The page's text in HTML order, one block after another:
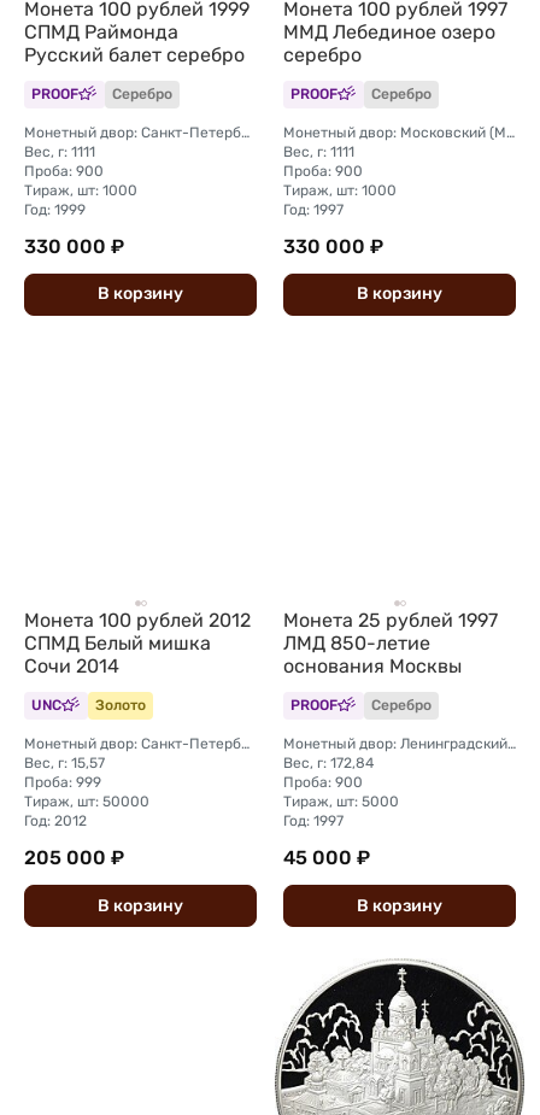
Монета 100 рублей 1999
СПМД Раймонда
Русский балет серебро
PROOF Серебро
Монетный двор: Санкт-Петербургский (СПМД)
Вес, г: 1111
Проба: 900
Тираж, шт: 1000
Год: 1999
330 000 ₽
В корзину
Монета 100 рублей 1997
ММД Лебединое озеро
серебро
PROOF Серебро
Монетный двор: Московский (ММД)
Вес, г: 1111
Проба: 900
Тираж, шт: 1000
Год: 1997
330 000 ₽
В корзину
Монета 100 рублей 2012
СПМД Белый мишка
Сочи 2014
UNC Золото
Монетный двор: Санкт-Петербургский (СПМД)
Вес, г: 15,57
Проба: 999
Тираж, шт: 50000
Год: 2012
205 000 ₽
В корзину
Монета 25 рублей 1997
ЛМД 850-летие
основания Москвы
PROOF Серебро
Монетный двор: Ленинградский (ЛМД)
Вес, г: 172,84
Проба: 900
Тираж, шт: 5000
Год: 1997
45 000 ₽
В корзину